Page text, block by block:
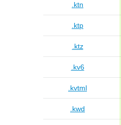
.ktn
.ktp
.ktz
.kv6
.kvtml
.kwd